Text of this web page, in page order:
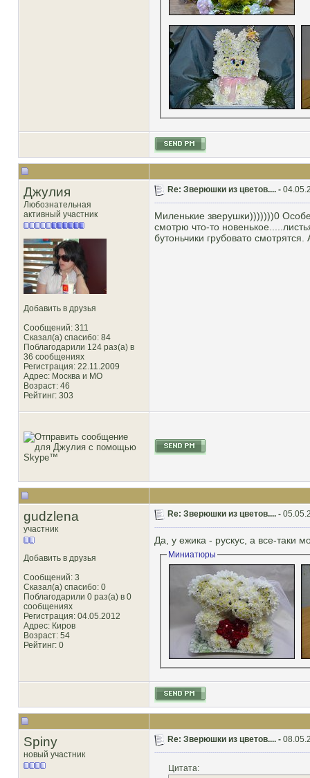
Джулия
Любознательная
активный участник
Добавить в друзья
Сообщений: 311
Сказал(а) спасибо: 84
Поблагодарили 124 раз(а) в
36 сообщениях
Регистрация: 22.11.2009
Адрес: Москва и МО
Возраст: 46
Рейтинг: 303
Re: Зверюшки из цветов.... -
Миленькие зверушки)))))))0
смотрю что-то
бутоньчики грубовато
gudzlena
участник
Добавить в друзья
Сообщений: 3
Сказал(а) спасибо: 0
Поблагодарили 0 раз(а) в 0
сообщениях
Регистрация: 04.05.2012
Адрес: Киров
Возраст: 54
Рейтинг: 0
Re: Зверюшки из цветов.... -
Да, у ежика - рускус, а все-таки
Миниатюры
Spiny
новый участник
Re: Зверюшки из цветов.... -
Цитата: